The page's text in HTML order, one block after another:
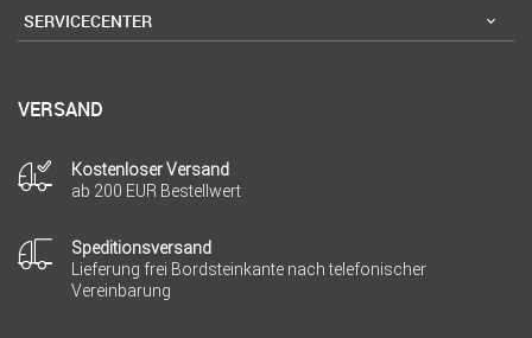
SERVICECENTER
VERSAND
Kostenloser Versand
ab 200 EUR Bestellwert
Speditionsversand
Lieferung frei Bordsteinkante nach telefonischer
Vereinbarung